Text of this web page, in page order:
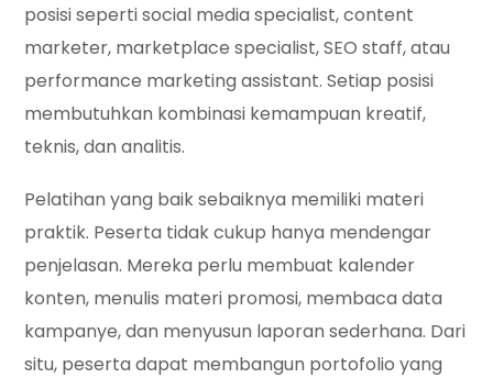
posisi seperti social media specialist, content
marketer, marketplace specialist, SEO staff, atau
performance marketing assistant. Setiap posisi
membutuhkan kombinasi kemampuan kreatif,
teknis, dan analitis.
Pelatihan yang baik sebaiknya memiliki materi
praktik. Peserta tidak cukup hanya mendengar
penjelasan. Mereka perlu membuat kalender
konten, menulis materi promosi, membaca data
kampanye, dan menyusun laporan sederhana. Dari
situ, peserta dapat membangun portofolio yang